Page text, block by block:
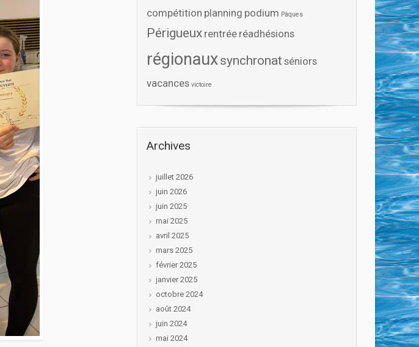
compétition planning podium Pâques
Périgueux rentrée réadhésions
régionauxsynchronat séniors
vacances victoire
Archives
juillet 2026
juin 2026
juin 2025
mai 2025
avril 2025
mars 2025
février 2025
janvier 2025
octobre 2024
août 2024
juin 2024
mai 2024